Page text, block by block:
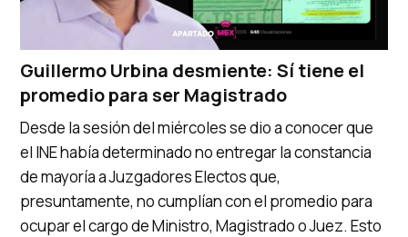
Guillermo Urbina desmiente: Sí tiene el
promedio para ser Magistrado
Desde la sesión del miércoles se dio a conocer que
el INE había determinado no entregar la constancia
de mayoría a Juzgadores Electos que,
presuntamente, no cumplían con el promedio para
ocupar el cargo de Ministro, Magistrado o Juez. Esto